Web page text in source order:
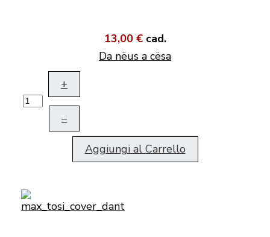
13,00 € cad.
Da nëus a cësa
+
–
Aggiungi al Carrello